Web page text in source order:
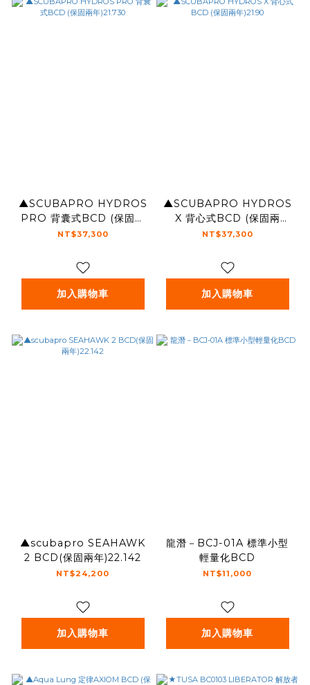
▲SCUBAPRO HYDROS
PRO 背囊式BCD (保固兩
年)21.730
NT$37,300
加入購物車
▲SCUBAPRO HYDROS
X 背心式BCD (保固兩
年)21.90
NT$37,300
加入購物車
▲scubapro SEAHAWK
2 BCD(保固兩年)22.142
NT$24,200
加入購物車
龍潛－BCJ-01A 標準小型
輕量化BCD
NT$11,000
加入購物車